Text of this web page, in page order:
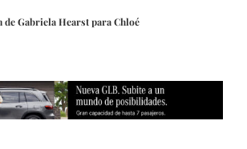
de Gabriela Hearst para Chloé